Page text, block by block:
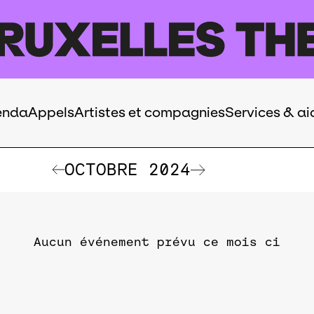
AppelsArtistes et compagniesServices &
OCTOBRE 2024
Aucun événement prévu ce mois ci